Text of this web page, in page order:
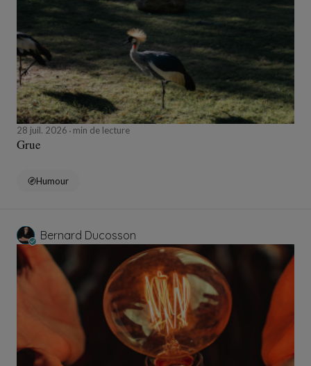
28 juil. 2026 min de lecture
Grue
Humour
Bernard Ducosson